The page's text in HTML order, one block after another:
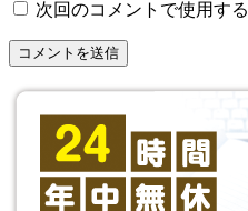
次回のコメントで使用す